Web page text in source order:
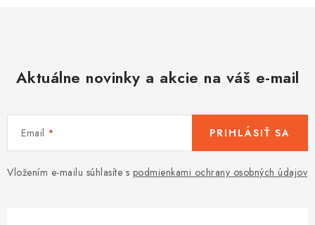
Aktuálne novinky a akcie na váš e-mail
Email
Vložením e-mailu súhlasíte s podmienkami ochrany osobných údajov
PRIHLÁSIŤ SA